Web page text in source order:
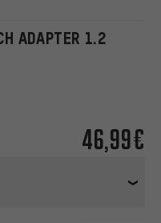
ADAPTER 1.2
46,99€